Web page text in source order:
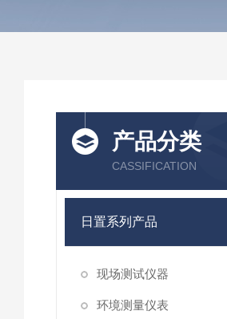
产品分类
CASSIFICATION
日置系列产品
现场测试仪器
环境测量仪表